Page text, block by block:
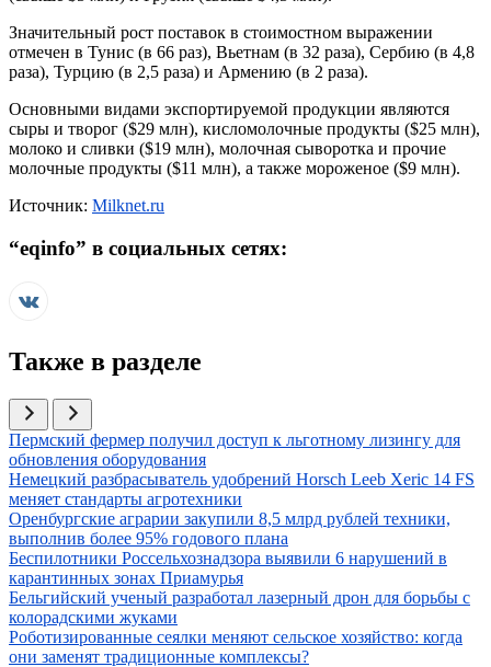
Значительный рост поставок в стоимостном выражении
отмечен в Тунис (в 66 раз), Вьетнам (в 32 раза), Сербию (в 4,8
раза), Турцию (в 2,5 раза) и Армению (в 2 раза).
Основными видами экспортируемой продукции являются
сыры и творог ($29 млн), кисломолочные продукты ($25 млн),
молоко и сливки ($19 млн), молочная сыворотка и прочие
молочные продукты ($11 млн), а также мороженое ($9 млн).
Источник: Milknet.ru
“eqinfo” в социальных сетях:
Также в разделе
Иллюстрация новости
Пермский фермер получил доступ к льготному лизингу для
обновления оборудования
Иллюстрация новости
Немецкий разбрасыватель удобрений Horsch Leeb Xeric 14 FS
меняет стандарты агротехники
Иллюстрация новости
Оренбургские аграрии закупили 8,5 млрд рублей техники,
выполнив более 95% годового плана
Иллюстрация новости
Беспилотники Россельхознадзора выявили 6 нарушений в
карантинных зонах Приамурья
Иллюстрация новости
Бельгийский ученый разработал лазерный дрон для борьбы с
колорадскими жуками
Иллюстрация новости
Роботизированные сеялки меняют сельское хозяйство: когда
они заменят традиционные комплексы?